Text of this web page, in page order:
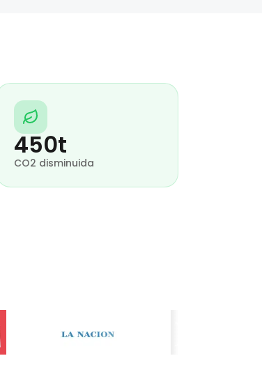
450t
CO2 disminuida